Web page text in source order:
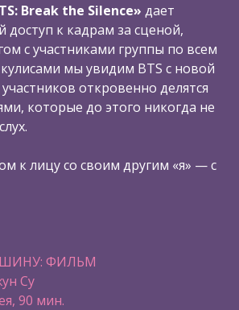
Break the Silence» дает
доступ к кадрам за сценой,
с участниками группы по всем
мы увидим BTS c новой
откровенно делятся
которые до этого никогда не
к лицу со своим другим «я» — с
ФИЛЬМ
Су
90 мин.